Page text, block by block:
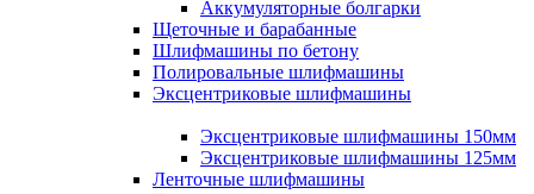
Аккумуляторные болгарки
Щеточные и барабанные
Шлифмашины по бетону
Полировальные шлифмашины
Эксцентриковые шлифмашины
Эксцентриковые шлифмашины 150мм
Эксцентриковые шлифмашины 125мм
Ленточные шлифмашины